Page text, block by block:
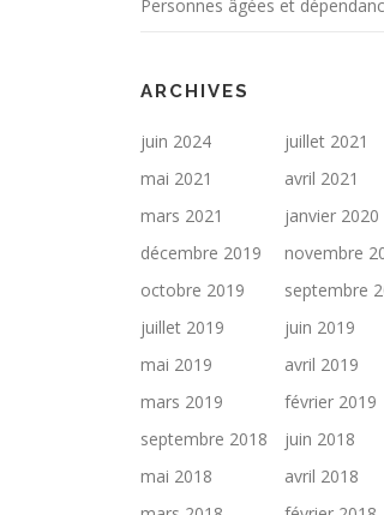
Personnes âgées et
ARCHIVES
juin 2024
juillet 2021
mai 2021
avril 2021
mars 2021
janvier 2020
décembre 2019
novembre
octobre 2019
septembre
juillet 2019
juin 2019
mai 2019
avril 2019
mars 2019
février 2019
septembre 2018
juin 2018
mai 2018
avril 2018